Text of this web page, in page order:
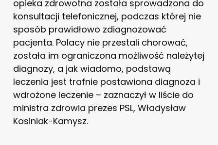
opieka zdrowotna została sprowadzona do
konsultacji telefonicznej, podczas której nie
sposób prawidłowo zdiagnozować
pacjenta. Polacy nie przestali chorować,
została im ograniczona możliwość należytej
diagnozy, a jak wiadomo, podstawą
leczenia jest trafnie postawiona diagnoza i
wdrożone leczenie – zaznaczył w liście do
ministra zdrowia prezes PSL, Władysław
Kosiniak-Kamysz.